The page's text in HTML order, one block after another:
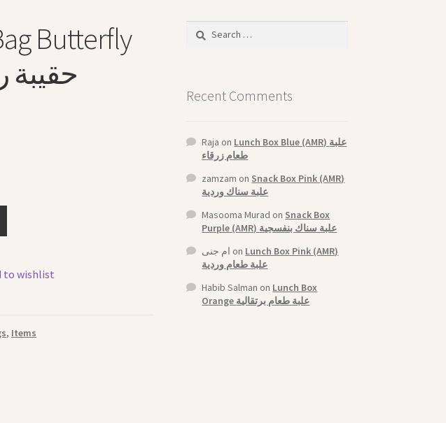
Butterfly
to wishlist
, Items
Search
Recent Comments
Raja on Lunch Box Blue (AMR) علبة
طعام زرقاء
zamzam on Snack Box Pink (AMR)
علبة سناك وردية
Masooma Murad on Snack Box
Purple (AMR) علبة سناك بنفسجية
ام جنى on Lunch Box Pink (AMR)
علبة طعام وردية
Habib Salman on Lunch Box
Orange علبة طعام برتقالية